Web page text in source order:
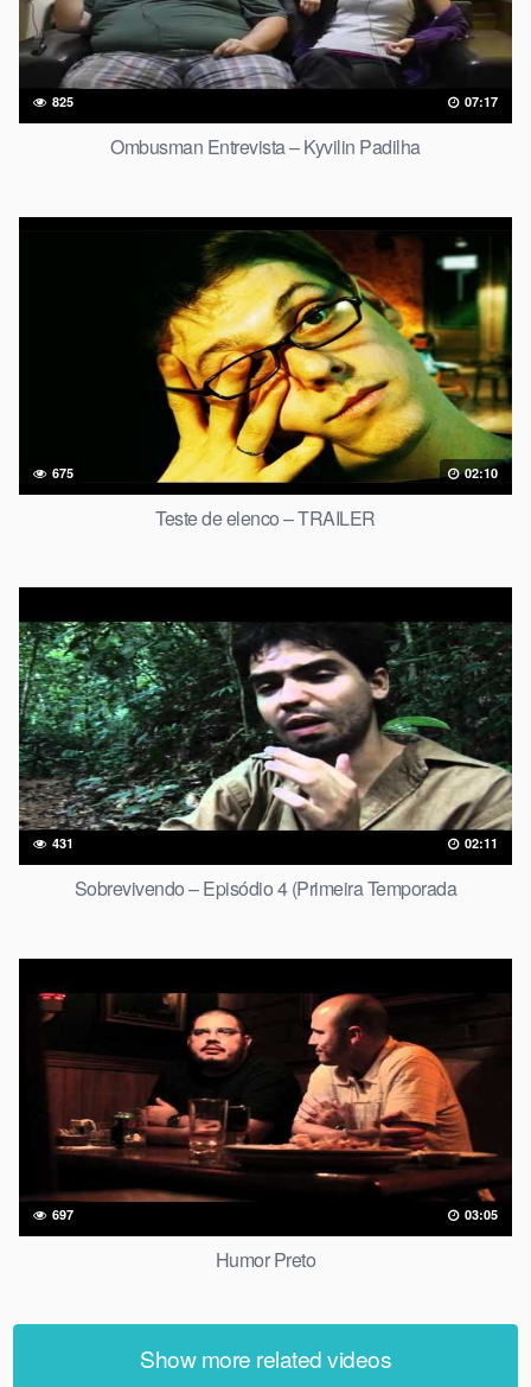
825 07:17
Ombusman Entrevista – Kyvilin Padilha
675 02:10
Teste de elenco – TRAILER
431 02:11
Sobrevivendo – Episódio 4 (Primeira Temporada
697 03:05
Humor Preto
Show more related videos